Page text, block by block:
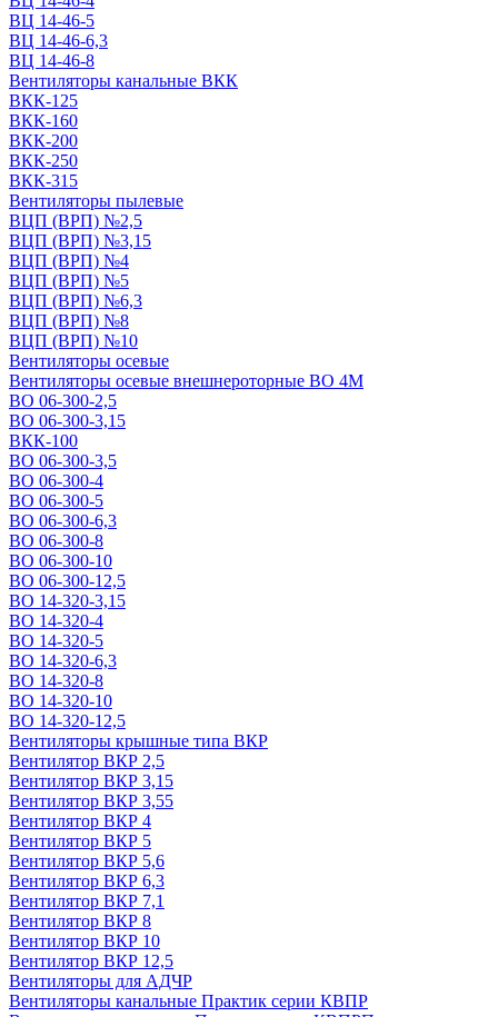
ВЦ 14-46-5
ВЦ 14-46-6,3
ВЦ 14-46-8
Вентиляторы канальные ВКК
ВКК-125
ВКК-160
ВКК-200
ВКК-250
ВКК-315
Вентиляторы пылевые
ВЦП (ВРП) №2,5
ВЦП (ВРП) №3,15
ВЦП (ВРП) №4
ВЦП (ВРП) №5
ВЦП (ВРП) №6,3
ВЦП (ВРП) №8
ВЦП (ВРП) №10
Вентиляторы осевые
Вентиляторы осевые внешнероторные ВО 4М
ВО 06-300-2,5
ВО 06-300-3,15
ВКК-100
ВО 06-300-3,5
ВО 06-300-4
ВО 06-300-5
ВО 06-300-6,3
ВО 06-300-8
ВО 06-300-10
ВО 06-300-12,5
ВО 14-320-3,15
ВО 14-320-4
ВО 14-320-5
ВО 14-320-6,3
ВО 14-320-8
ВО 14-320-10
ВО 14-320-12,5
Вентиляторы крышные типа ВКР
Вентилятор ВКР 2,5
Вентилятор ВКР 3,15
Вентилятор ВКР 3,55
Вентилятор ВКР 4
Вентилятор ВКР 5
Вентилятор ВКР 5,6
Вентилятор ВКР 6,3
Вентилятор ВКР 7,1
Вентилятор ВКР 8
Вентилятор ВКР 10
Вентилятор ВКР 12,5
Вентиляторы для АДЧР
Вентиляторы канальные Практик серии КВПР